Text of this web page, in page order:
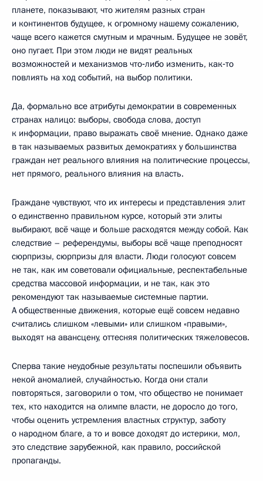
планете, показывают, что жителям разных стран
и континентов будущее, к огромному нашему сожалению,
чаще всего кажется смутным и мрачным. Будущее не зовёт,
оно пугает. При этом люди не видят реальных
возможностей и механизмов что‑либо изменить, как‑то
повлиять на ход событий, на выбор политики.
Да, формально все атрибуты демократии в современных
странах налицо: выборы, свобода слова, доступ
к информации, право выражать своё мнение. Однако даже
в так называемых развитых демократиях у большинства
граждан нет реального влияния на политические процессы,
нет прямого, реального влияния на власть.
Граждане чувствуют, что их интересы и представления элит
о единственно правильном курсе, который эти элиты
выбирают, всё чаще и больше расходятся между собой. Как
следствие – референдумы, выборы всё чаще преподносят
сюрпризы, сюрпризы для власти. Люди голосуют совсем
не так, как им советовали официальные, респектабельные
средства массовой информации, и не так, как это
рекомендуют так называемые системные партии.
А общественные движения, которые ещё совсем недавно
считались слишком «левыми» или слишком «правыми»,
выходят на авансцену, оттесняя политических тяжеловесов.
Сперва такие неудобные результаты поспешили объявить
некой аномалией, случайностью. Когда они стали
повторяться, заговорили о том, что общество не понимает
тех, кто находится на олимпе власти, не доросло до того,
чтобы оценить устремления властных структур, заботу
о народном благе, а то и вовсе доходят до истерики, мол,
это следствие зарубежной, как правило, российской
пропаганды.